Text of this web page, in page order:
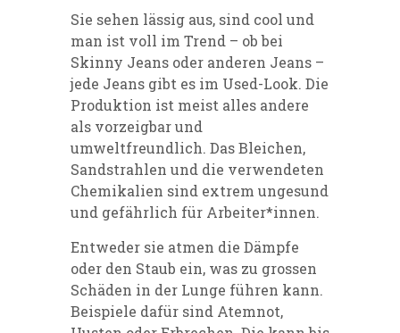
Sie sehen lässig aus, sind cool und
man ist voll im Trend – ob bei
Skinny Jeans oder anderen Jeans –
jede Jeans gibt es im Used-Look. Die
Produktion ist meist alles andere
als vorzeigbar und
umweltfreundlich. Das Bleichen,
Sandstrahlen und die verwendeten
Chemikalien sind extrem ungesund
und gefährlich für Arbeiter*innen.
Entweder sie atmen die Dämpfe
oder den Staub ein, was zu grossen
Schäden in der Lunge führen kann.
Beispiele dafür sind Atemnot,